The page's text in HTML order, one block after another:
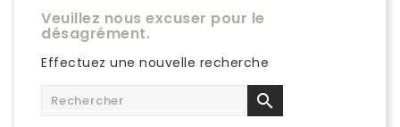
Veuillez nous excuser pour le
désagrément.
Effectuez une nouvelle recherche
